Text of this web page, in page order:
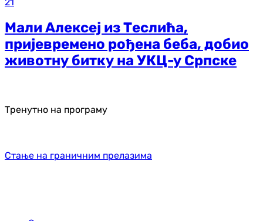
21
Мали Алексеј из Теслића,
пријевремено рођена беба, добио
животну битку на УКЦ-у Српске
Тренутно на програму
Стање на граничним прелазима